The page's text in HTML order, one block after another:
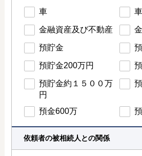
車
金融資産及び不動産
預貯金
預貯金200万円
預貯金約１５００万
円
預金600万
依頼者の被相続人との関係